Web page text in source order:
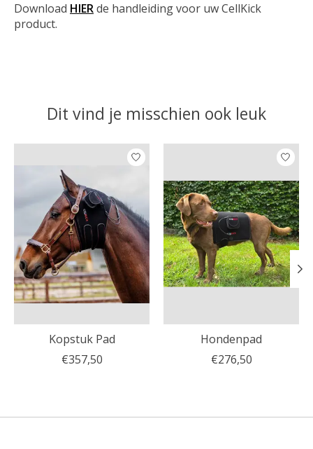
Download HIERde handleiding voor uw CellKick
product.
Dit vind je misschien ook leuk
Items van productcarrousel
Kopstuk Pad
€357,50
Hondenpad
€276,50